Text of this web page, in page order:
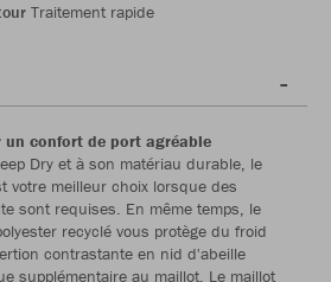
Traitement rapide
confort de port agréable
Dry et à son matériau durable, le
votre meilleur choix lorsque des
sont requises. En même temps, le
recyclé vous protège du froid
contrastante en nid d'abeille
supplémentaire au maillot. Le maillot